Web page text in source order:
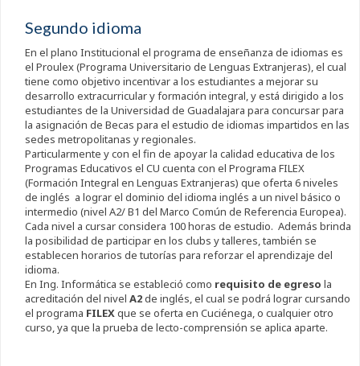
Segundo idioma
En el plano Institucional el programa de enseñanza de idiomas es
el Proulex (Programa Universitario de Lenguas Extranjeras), el cual
tiene como objetivo incentivar a los estudiantes a mejorar su
desarrollo extracurricular y formación integral, y está dirigido a los
estudiantes de la Universidad de Guadalajara para concursar para
la asignación de Becas para el estudio de idiomas impartidos en las
sedes metropolitanas y regionales.
Particularmente y con el fin de apoyar la calidad educativa de los
Programas Educativos el CU cuenta con el Programa FILEX
(Formación Integral en Lenguas Extranjeras) que oferta 6 niveles
de inglés a lograr el dominio del idioma inglés a un nivel básico o
intermedio (nivel A2/ B1 del Marco Común de Referencia Europea).
Cada nivel a cursar considera 100 horas de estudio. Además brinda
la posibilidad de participar en los clubs y talleres, también se
establecen horarios de tutorías para reforzar el aprendizaje del
idioma.
En Ing. Informática se estableció como requisito de egreso la
acreditación del nivel A2de inglés, el cual se podrá lograr cursando
el programa FILEXque se oferta en Cuciénega, o cualquier otro
curso, ya que la prueba de lecto-comprensión se aplica aparte.